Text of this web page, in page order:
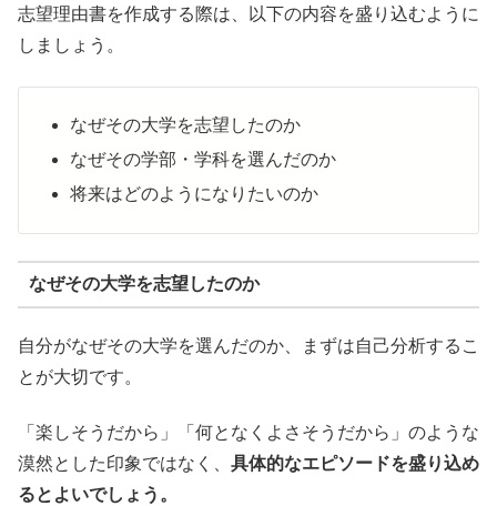
志望理由書を作成する際は、以下の内容を盛り込むように
しましょう。
なぜその大学を志望したのか
なぜその学部・学科を選んだのか
将来はどのようになりたいのか
なぜその大学を志望したのか
自分がなぜその大学を選んだのか、まずは自己分析するこ
とが大切です。
「楽しそうだから」「何となくよさそうだから」のような
漠然とした印象ではなく、 具体的なエピソードを盛り込め
るとよいでしょう。